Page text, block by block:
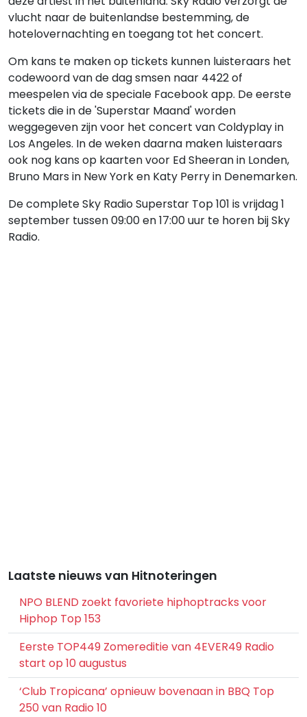
vlucht naar de buitenlandse bestemming, de
hotelovernachting en toegang tot het concert.
Om kans te maken op tickets kunnen luisteraars het
codewoord van de dag smsen naar 4422 of
meespelen via de speciale Facebook app. De eerste
tickets die in de 'Superstar Maand' worden
weggegeven zijn voor het concert van Coldyplay in
Los Angeles. In de weken daarna maken luisteraars
ook nog kans op kaarten voor Ed Sheeran in Londen,
Bruno Mars in New York en Katy Perry in Denemarken.
De complete Sky Radio Superstar Top 101 is vrijdag 1
september tussen 09:00 en 17:00 uur te horen bij Sky
Radio.
Laatste nieuws van Hitnoteringen
NPO BLEND zoekt favoriete hiphoptracks voor
Hiphop Top 153
Eerste TOP449 Zomereditie van 4EVER49 Radio
start op 10 augustus
‘Club Tropicana’ opnieuw bovenaan in BBQ Top
250 van Radio 10